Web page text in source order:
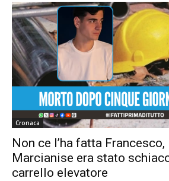
Cronaca
Non ce l’ha fatta
Marcianise era stato
carrello elevatore